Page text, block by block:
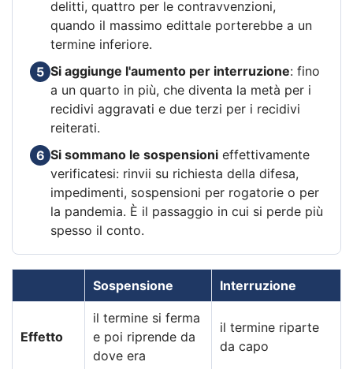
delitti, quattro per le contravvenzioni,
quando il massimo edittale porterebbe a un
termine inferiore.
5 Si aggiunge l'aumento per interruzione: fino
a un quarto in più, che diventa la metà per i
recidivi aggravati e due terzi per i recidivi
reiterati.
6 Si sommano le sospensioni effettivamente
verificatesi: rinvii su richiesta della difesa,
impedimenti, sospensioni per rogatorie o per
la pandemia. È il passaggio in cui si perde più
spesso il conto.
Sospensione Interruzione
Effetto
il termine si ferma
e poi riprende da
dove era
il termine riparte
da capo